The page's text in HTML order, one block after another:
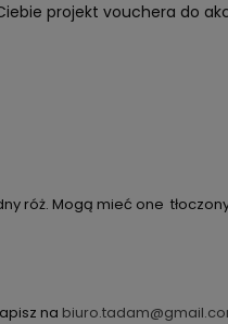
projekt vouchera do
róż. Mogą mieć one
na